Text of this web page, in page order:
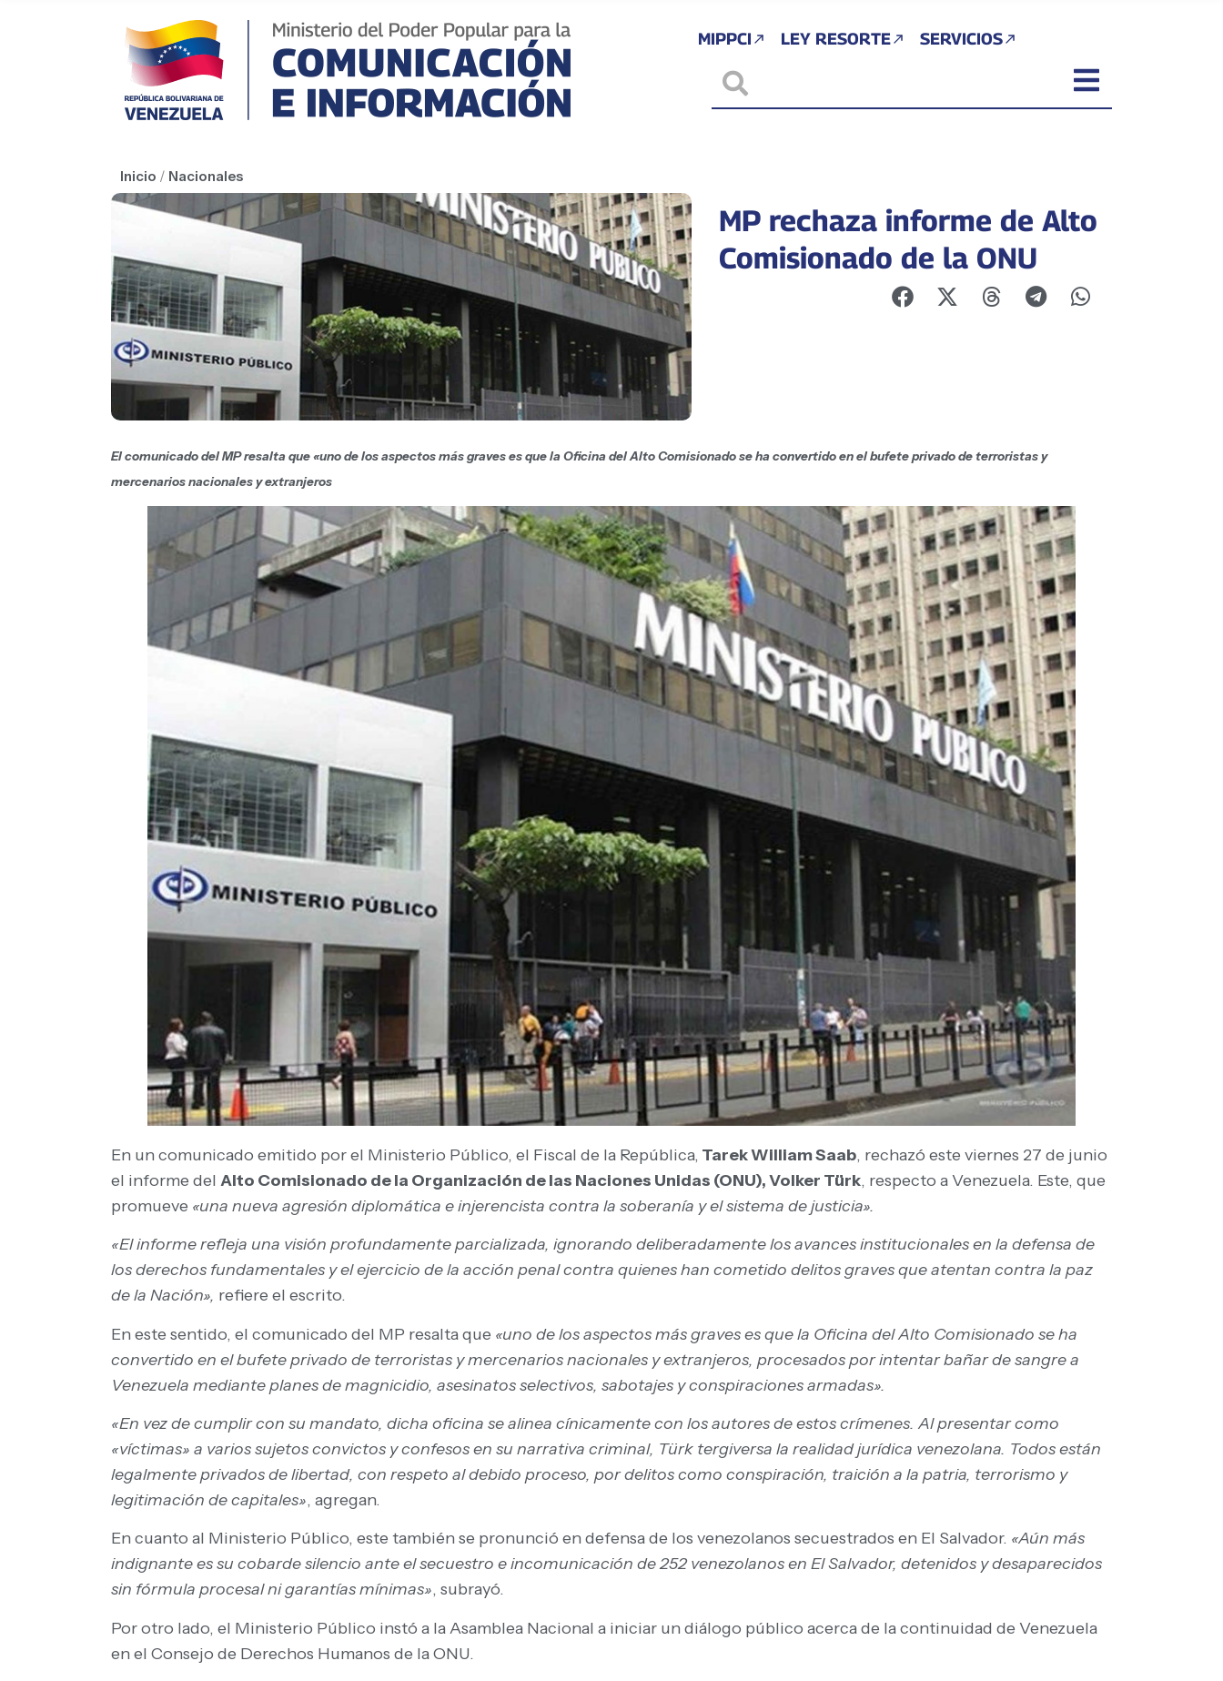
MIPPCI LEY RESORTE SERVICIOS
Inicio / Nacionales
MP rechaza informe de Alto
Comisionado de la ONU
El comunicado del MP resalta que «uno de los aspectos más graves es que la Oficina del Alto Comisionado se ha convertido en el bufete privado de terroristas y
mercenarios nacionales y extranjeros
En un comunicado emitido por el Ministerio Público, el Fiscal de la República, Tarek William Saab, rechazó este viernes 27 de junio
el informe del Alto Comisionado de la Organización de las Naciones Unidas (ONU), Volker Türk, respecto a Venezuela. Este, que
promueve «una nueva agresión diplomática e injerencista contra la soberanía y el sistema de justicia».
«El informe refleja una visión profundamente parcializada, ignorando deliberadamente los avances institucionales en la defensa de
los derechos fundamentales y el ejercicio de la acción penal contra quienes han cometido delitos graves que atentan contra la paz
de la Nación», refiere el escrito.
En este sentido, el comunicado del MP resalta que «uno de los aspectos más graves es que la Oficina del Alto Comisionado se ha
convertido en el bufete privado de terroristas y mercenarios nacionales y extranjeros, procesados por intentar bañar de sangre a
Venezuela mediante planes de magnicidio, asesinatos selectivos, sabotajes y conspiraciones armadas».
«En vez de cumplir con su mandato, dicha oficina se alinea cínicamente con los autores de estos crímenes. Al presentar como
«víctimas» a varios sujetos convictos y confesos en su narrativa criminal, Türk tergiversa la realidad jurídica venezolana. Todos están
legalmente privados de libertad, con respeto al debido proceso, por delitos como conspiración, traición a la patria, terrorismo y
legitimación de capitales», agregan.
En cuanto al Ministerio Público, este también se pronunció en defensa de los venezolanos secuestrados en El Salvador. «Aún más
indignante es su cobarde silencio ante el secuestro e incomunicación de 252 venezolanos en El Salvador, detenidos y desaparecidos
sin fórmula procesal ni garantías mínimas», subrayó.
Por otro lado, el Ministerio Público instó a la Asamblea Nacional a iniciar un diálogo público acerca de la continuidad de Venezuela
en el Consejo de Derechos Humanos de la ONU.